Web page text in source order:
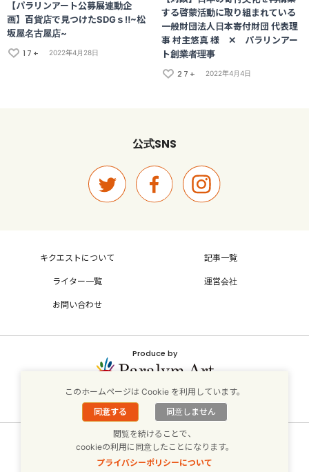
【パラリンアート公募展連動企
画】百貨店で見つけたSDGｓ‼~松
坂屋名古屋店~
17+
2022年4月28日
する啓蒙活動に取り組まれている
一般財団法人日本寄付財団 代表理
事 村主悠真 様 ✕ パラリンアー
ト創業者理事
27+
2022年4月4日
公式SNS
キクエストについて 記事一覧
ライター一覧 運営会社
お問い合わせ
Produce by
パラリンアートサイトはこちら
個人情報保護方針
労働問題Lab.| ブックエスト
このホームページは Cookie を利用しています。
同意する
同意しません
閲覧を続けることで、
cookieの利用に同意したことになります。
プライバシーポリシーについて